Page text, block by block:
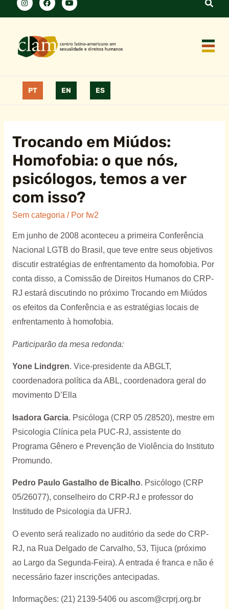
PT EN ES
Trocando em Miúdos:
Homofobia: o que nós,
psicólogos, temos a ver
com isso?
Sem categoria / Por fw2
Em junho de 2008 aconteceu a primeira Conferência
Nacional LGTB do Brasil, que teve entre seus objetivos
discutir estratégias de enfrentamento da homofobia. Por
conta disso, a Comissão de Direitos Humanos do CRP-
RJ estará discutindo no próximo Trocando em Miúdos
os efeitos da Conferência e as estratégias locais de
enfrentamento à homofobia.
Participarão da mesa redonda:
Yone Lindgren. Vice-presidente da ABGLT,
coordenadora política da ABL, coordenadora geral do
movimento D’Ella
Isadora Garcia. Psicóloga (CRP 05 /28520), mestre em
Psicologia Clínica pela PUC-RJ, assistente do
Programa Gênero e Prevenção de Violência do Instituto
Promundo.
Pedro Paulo Gastalho de Bicalho. Psicólogo (CRP
05/26077), conselheiro do CRP-RJ e professor do
Institudo de Psicologia da UFRJ.
O evento será realizado no auditório da sede do CRP-
RJ, na Rua Delgado de Carvalho, 53, Tijuca (próximo
ao Largo da Segunda-Feira). A entrada é franca e não é
necessário fazer inscrições antecipadas.
Informações: (21) 2139-5406 ou ascom@crprj.org.br